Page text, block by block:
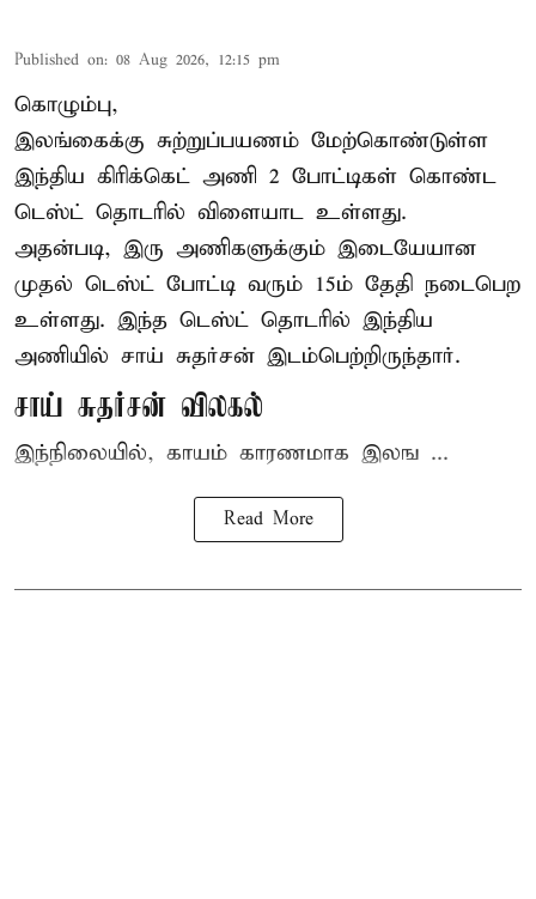
Published on: 08 Aug 2026, 12:15 pm
கொழும்பு,
இலங்கைக்கு சுற்றுப்பயணம் மேற்கொண்டுள்ள
இந்திய கிரிக்கெட் அணி 2 போட்டிகள் கொண்ட
டெஸ்ட் தொடரில் விளையாட உள்ளது.
அதன்படி, இரு அணிகளுக்கும் இடையேயான
முதல் டெஸ்ட் போட்டி வரும் 15ம் தேதி நடைபெற
உள்ளது. இந்த டெஸ்ட் தொடரில் இந்திய
அணியில் சாய் சுதர்சன் இடம்பெற்றிருந்தார்.
சாய் சுதர்சன் விலகல்
இந்நிலையில், காயம் காரணமாக இலங ...
Read More